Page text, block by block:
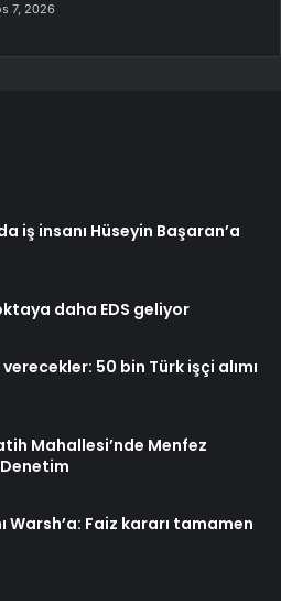
7, 2026
iş insanı Hüseyin Başaran’a
daha EDS geliyor
50 bin Türk işçi alımı
Mahallesi’nde Menfez
Warsh’a: Faiz kararı tamamen